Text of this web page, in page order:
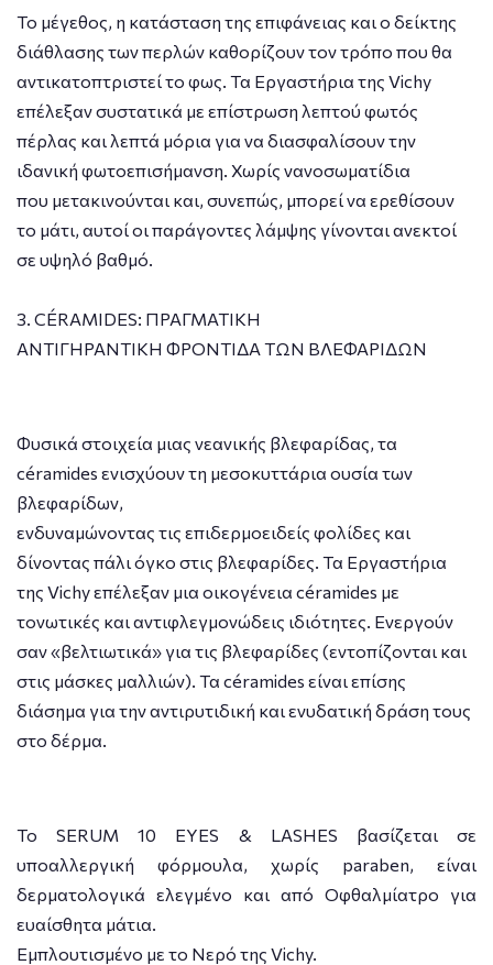
Το μέγεθος, η κατάσταση της επιφάνειας και ο δείκτης
διάθλασης των περλών καθορίζουν τον τρόπο που θα
αντικατοπτριστεί το φως. Τα Εργαστήρια της Vichy
επέλεξαν συστατικά με επίστρωση λεπτού φωτός
πέρλας και λεπτά μόρια για να διασφαλίσουν την
ιδανική φωτοεπισήμανση. Χωρίς νανοσωματίδια
που μετακινούνται και, συνεπώς, μπορεί να ερεθίσουν
το μάτι, αυτοί οι παράγοντες λάμψης γίνονται ανεκτοί
σε υψηλό βαθμό.
3. CÉRAMIDES: ΠΡΑΓΜΑΤΙΚΗ
ΑΝΤΙΓΗΡΑΝΤΙΚΗ ΦΡΟΝΤΙΔΑ ΤΩΝ ΒΛΕΦΑΡΙΔΩΝ
Φυσικά στοιχεία μιας νεανικής βλεφαρίδας, τα
céramides ενισχύουν τη μεσοκυττάρια ουσία των
βλεφαρίδων,
ενδυναμώνοντας τις επιδερμοειδείς φολίδες και
δίνοντας πάλι όγκο στις βλεφαρίδες. Τα Εργαστήρια
της Vichy επέλεξαν μια οικογένεια céramides με
τονωτικές και αντιφλεγμονώδεις ιδιότητες. Ενεργούν
σαν «βελτιωτικά» για τις βλεφαρίδες (εντοπίζονται και
στις μάσκες μαλλιών). Τα céramides είναι επίσης
διάσημα για την αντιρυτιδική και ενυδατική δράση τους
στο δέρμα.
Το SERUM 10 EYES & LASHES βασίζεται σε
υποαλλεργική φόρμουλα, χωρίς paraben, είναι
δερματολογικά ελεγμένο και από Οφθαλμίατρο για
ευαίσθητα μάτια.
Εμπλουτισμένο με το Νερό της Vichy.